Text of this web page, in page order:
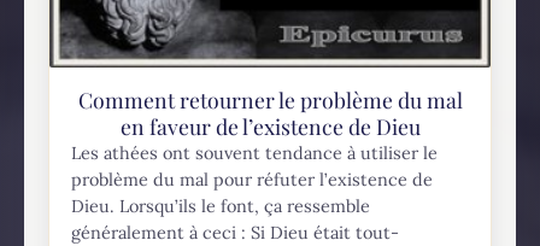
Comment retourner le problème du mal
en faveur de l’existence de Dieu
Les athées ont souvent tendance à utiliser le
problème du mal pour réfuter l’existence de
Dieu. Lorsqu’ils le font, ça ressemble
généralement à ceci : Si Dieu était tout-